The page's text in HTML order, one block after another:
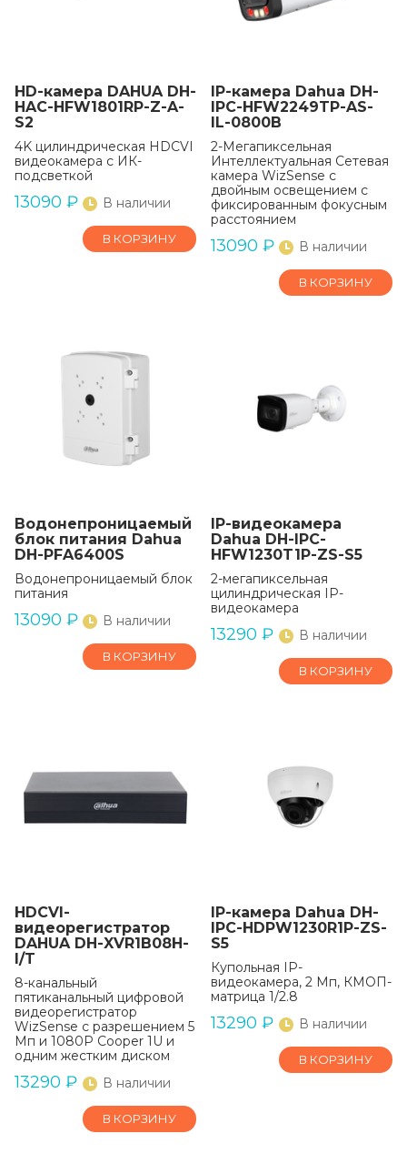
HD-камера DAHUA DH-
HAC-HFW1801RP-Z-A-
S2
4K цилиндрическая HDCVI
видеокамера с ИК-
подсветкой
13090 ₽ В наличии
В КОРЗИНУ
IP-камера Dahua DH-
IPC-HFW2249TP-AS-
IL-0800B
2-Мегапиксельная
Интеллектуальная Сетевая
камера WizSense с
двойным освещением с
фиксированным фокусным
расстоянием
13090 ₽ В наличии
В КОРЗИНУ
Водонепроницаемый
блок питания Dahua
DH-PFA6400S
Водонепроницаемый блок
питания
13090 ₽ В наличии
В КОРЗИНУ
IP-видеокамера
Dahua DH-IPC-
HFW1230T1P-ZS-S5
2-мегапиксельная
цилиндрическая IP-
видеокамера
13290 ₽ В наличии
В КОРЗИНУ
HDCVI-
видеорегистратор
DAHUA DH-XVR1B08H-
I/T
8-канальный
пятиканальный цифровой
видеорегистратор
WizSense с разрешением 5
Мп и 1080P Cooper 1U и
одним жестким диском
13290 ₽ В наличии
В КОРЗИНУ
IP-камера Dahua DH-
IPC-HDPW1230R1P-ZS-
S5
Купольная IP-
видеокамера, 2 Мп, КМОП-
матрица 1/2.8
13290 ₽ В наличии
В КОРЗИНУ